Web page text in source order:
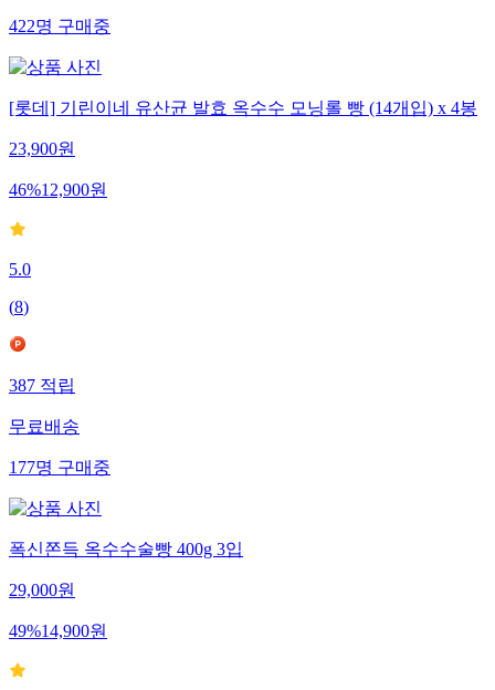
422명구매중
[롯데] 기린이네 유산균 발효 옥수수 모닝롤 빵 (14개입) x 4봉
23,900원
46%12,900원
5.0
(8)
387적립
무료배송
177명구매중
폭신쫀득 옥수수술빵 400g 3입
29,000원
49%14,900원